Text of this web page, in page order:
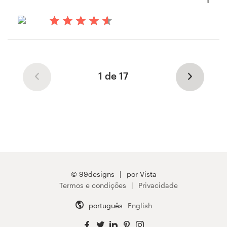
1 de 17
© 99designs
por Vista
Termos e condições
Privacidade
português English